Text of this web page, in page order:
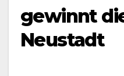
gewinnt
Neustadt